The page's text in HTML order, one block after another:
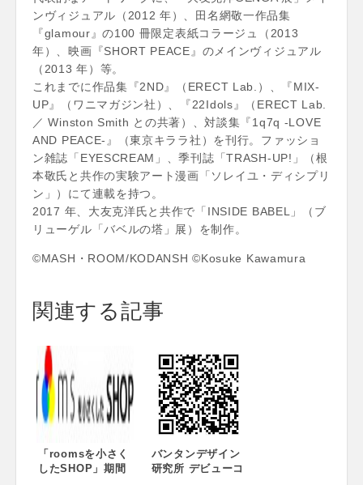
ンヴィジュアル（2012 年）、田名網敬一作品集
『glamour』の100 冊限定表紙コラージュ（2013
年）、映画『SHORT PEACE』のメインヴィジュアル
（2013 年）等。
これまでに作品集『2ND』（ERECT Lab.）、『MIX-
UP』（ワニマガジン社）、『22Idols』（ERECT Lab.
／ Winston Smith との共著）、対談集『1q7q -LOVE
AND PEACE-』（東京キララ社）を刊行。ファッショ
ン雑誌「EYESCREAM」、季刊誌「TRASH-UP!」（根
本敬氏と共作の実験アート漫画「ソレイユ・ディシプリ
ン」）にて連載を持つ。
2017 年、大友克洋氏と共作で「INSIDE BABEL」（ブ
リューゲル「バベルの塔」展）を制作。
©MASH・ROOM/KODANSH ©Kosuke Kawamura
関連する記事
「roomsを小さく
したSHOP」期間
バンタンデザイン
研究所 デビューコ